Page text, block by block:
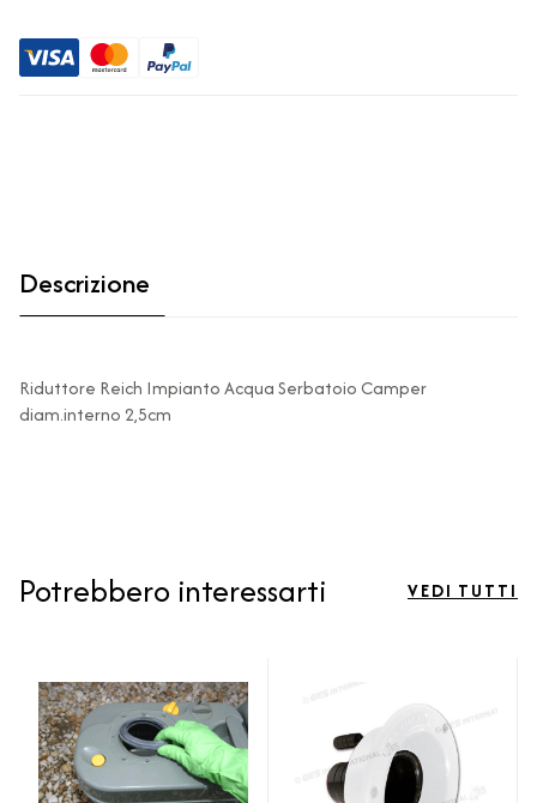
Descrizione
Riduttore Reich Impianto Acqua Serbatoio Camper
diam.interno 2,5cm
Potrebbero interessarti VEDI TUTTI